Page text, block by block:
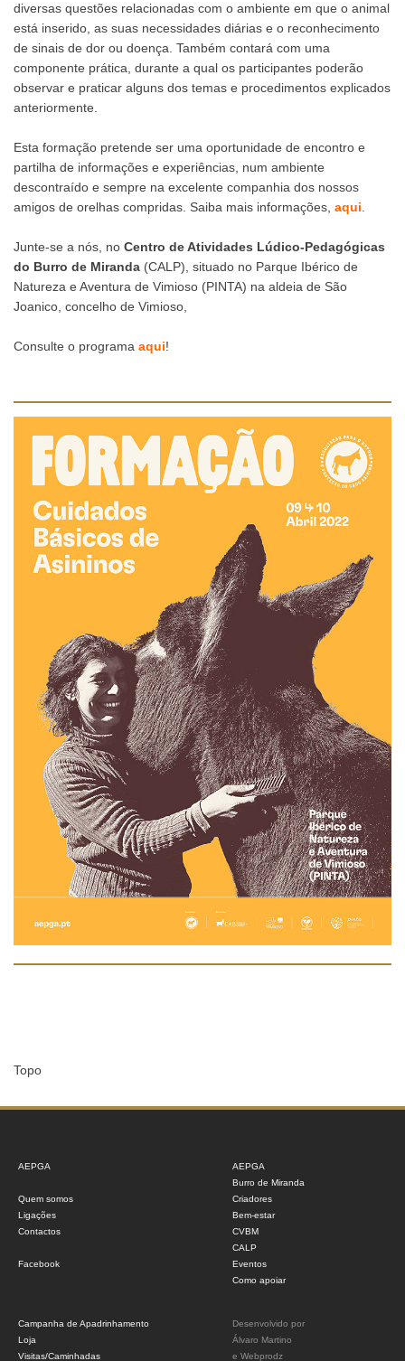
diversas questões relacionadas com o ambiente em que o animal
está inserido, as suas necessidades diárias e o reconhecimento
de sinais de dor ou doença. Também contará com uma
componente prática, durante a qual os participantes poderão
observar e praticar alguns dos temas e procedimentos explicados
anteriormente.
Esta formação pretende ser uma oportunidade de encontro e
partilha de informações e experiências, num ambiente
descontraído e sempre na excelente companhia dos nossos
amigos de orelhas compridas. Saiba mais informações, aqui
Junte-se a nós, no Centro de Atividades Lúdico-Pedagógicas
do Burro de Miranda (CALP), situado no Parque Ibérico de
Natureza e Aventura de Vimioso (PINTA) na aldeia de São
Joanico, concelho de Vimioso,
Consulte o programa aqui!
Topo
AEPGA
Quem somos
Ligações
Contactos
Facebook
AEPGA
Burro de Miranda
Criadores
Bem-estar
CVBM
CALP
Eventos
Como apoiar
Campanha de Apadrinhamento
Loja
Visitas/Caminhadas
Desenvolvido por
Álvaro Martino
e Webprodz